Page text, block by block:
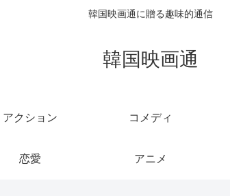
韓国映画通に贈る趣味的通信
韓国映画通
アクション コメディ
恋愛 アニメ